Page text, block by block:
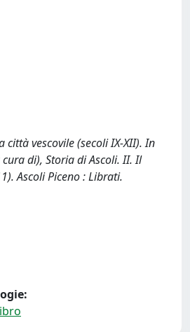
città vescovile (secoli IX-XII). In
cura di), Storia di Ascoli. II. Il
Ascoli Piceno : Librati.